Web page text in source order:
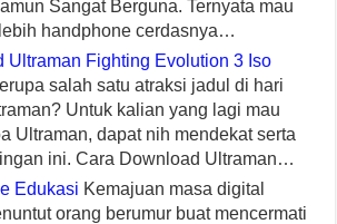
Sangat Berguna. Ternyata mau
handphone cerdasnya…
Ultraman Fighting Evolution 3 Iso
salah satu atraksi jadul di hari
Untuk kalian yang lagi mau
Ultraman, dapat nih mendekat serta
ini. Cara Download Ultraman…
Edukasi Kemajuan masa digital
orang berumur buat mencermati